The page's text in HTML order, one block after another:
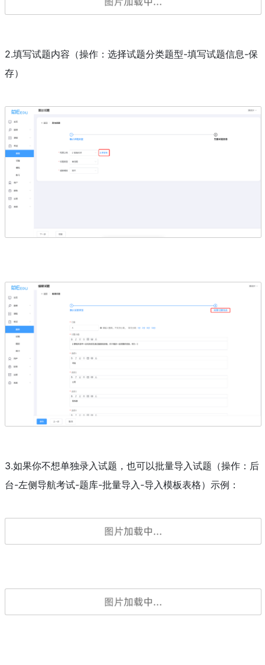
2.填写试题内容（操作：选择试题分类题型-填写试题信息-保
存）
3.如果你不想单独录入试题，也可以批量导入试题（操作：后
台-左侧导航考试-题库-批量导入-导入模板表格）示例：